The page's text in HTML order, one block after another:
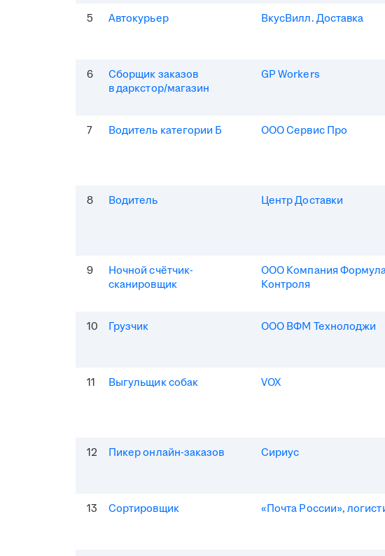
5 Автокурьер ВкусВилл. Доставка
6
Сборщик заказов
в даркстор/магазин
GP Workers
7 Водитель категории Б ООО Сервис Про
8 Водитель Центр Доставки
9
Ночной счётчик-
сканировщик
ООО Компания
Контроля
10 Грузчик ООО ВФМ Технолоджи
11 Выгульщик собак VOX
12 Пикер онлайн-заказов Сириус
13 Сортировщик «Почта России»,